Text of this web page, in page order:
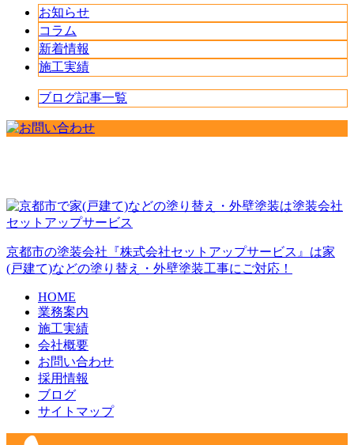
お知らせ
コラム
新着情報
施工実績
ブログ記事一覧
京都市の塗装会社『株式会社セットアップサービス』は家
(戸建て)などの塗り替え・外壁塗装工事にご対応！
HOME
業務案内
施工実績
会社概要
お問い合わせ
採用情報
ブログ
サイトマップ